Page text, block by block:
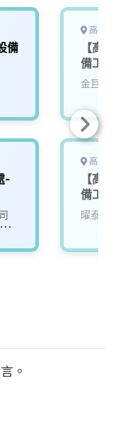
備
-
高雄
【高
備工
金巨弘
高雄
【高
備工
曜泰科
。